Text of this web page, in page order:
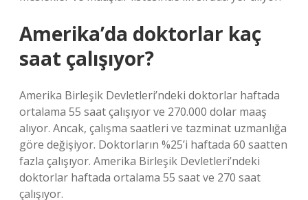
Amerika’da doktorlar kaç
saat çalışıyor?
Amerika Birleşik Devletleri’ndeki doktorlar haftada
ortalama 55 saat çalışıyor ve 270.000 dolar maaş
alıyor. Ancak, çalışma saatleri ve tazminat uzmanlığa
göre değişiyor. Doktorların %25’i haftada 60 saatten
fazla çalışıyor. Amerika Birleşik Devletleri’ndeki
doktorlar haftada ortalama 55 saat ve 270 saat
çalışıyor.